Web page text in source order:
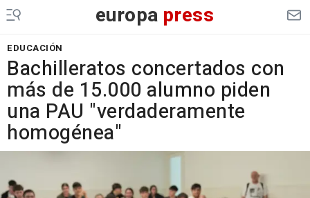
europa press
EDUCACIÓN
Bachilleratos concertados con
más de 15.000 alumno piden
una PAU "verdaderamente
homogénea"